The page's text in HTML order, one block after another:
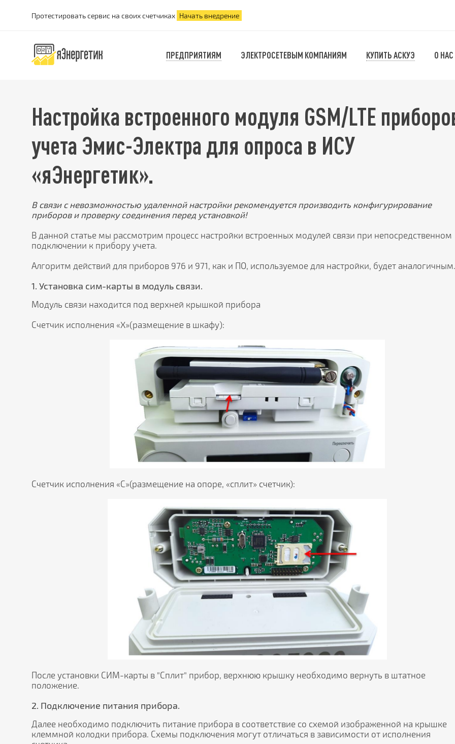
Протестировать сервис на своих счетчиках Начать внедрение
ПРЕДПРИЯТИЯМ ЭЛЕКТРОСЕТЕВЫМ КОМПАНИЯМ КУПИТЬ АСКУЭ О НАС
Настройка встроенного модуля GSM/LTE
учета Эмис-Электра для опроса в ИСУ
«яЭнергетик».
В связи с невозможностью удаленной настройки рекомендуется производить конфигурирование
приборов и проверку соединения перед установкой!
В данной статье мы рассмотрим процесс настройки встроенных модулей связи при непосредственном
подключении к прибору учета.
Алгоритм действий для приборов 976 и 971, как и ПО, используемое для настройки, будет аналогичным.
1. Установка сим-карты в модуль связи.
Модуль связи находится под верхней крышкой прибора
Счетчик исполнения «X»(размещение в шкафу):
Счетчик исполнения «С»(размещение на опоре, «сплит» счетчик):
После установки СИМ-карты в "Сплит" прибор, верхнюю крышку необходимо вернуть в штатное
положение.
2. Подключение питания прибора.
Далее необходимо подключить питание прибора в соответствие со схемой изображенной на крышке
клеммной колодки прибора. Схемы подключения могут отличаться в зависимости от исполнения